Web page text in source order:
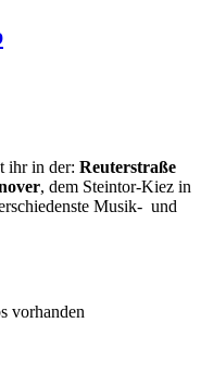
ihr in der: Reuterstraße
, dem Steintor-Kiez in
Musik- und
vorhanden